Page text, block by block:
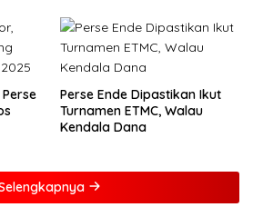
Perse Ende Dipastikan Ikut
Turnamen ETMC, Walau
Kendala Dana